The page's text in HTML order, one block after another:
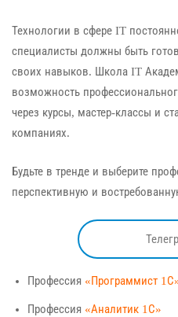
Технологии в сфере IT
специалисты должны быть
своих навыков. Школа IT
возможность
через курсы, мастер-классы и
компаниях.
Будьте в тренде и выберите
перспективную и
Профессия «Программист
Профессия «Аналитик 1С»